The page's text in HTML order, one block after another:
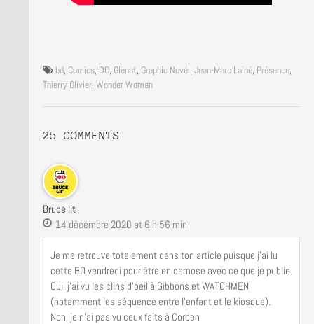
bd, Comics, DC, Glénat, Graphic Novel, Jean-Marc Lainé, Présence,
Thierry Olivier, Wonder Woman
25 COMMENTS
Bruce lit
14 décembre 2020 at 6 h 56 min
Je me retrouve totalement dans ton article puisque j’ai lu
cette BD vendredi pour être en osmose avec ce que je publie.
Oui, j’ai vu les clins d’oeil à Gibbons et WATCHMEN
(notamment les séquence entre l’enfant et le kiosque).
Non, je n’ai pas vu ceux faits à Corben